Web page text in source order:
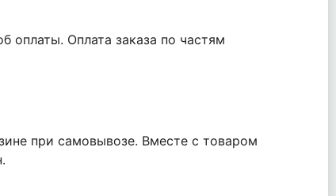
оплаты. Оплата заказа по частям
при самовывозе. Вместе с товаром